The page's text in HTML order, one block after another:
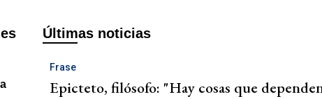
Últimas noticias
Frase
Epicteto, filósofo: "Hay cosas que